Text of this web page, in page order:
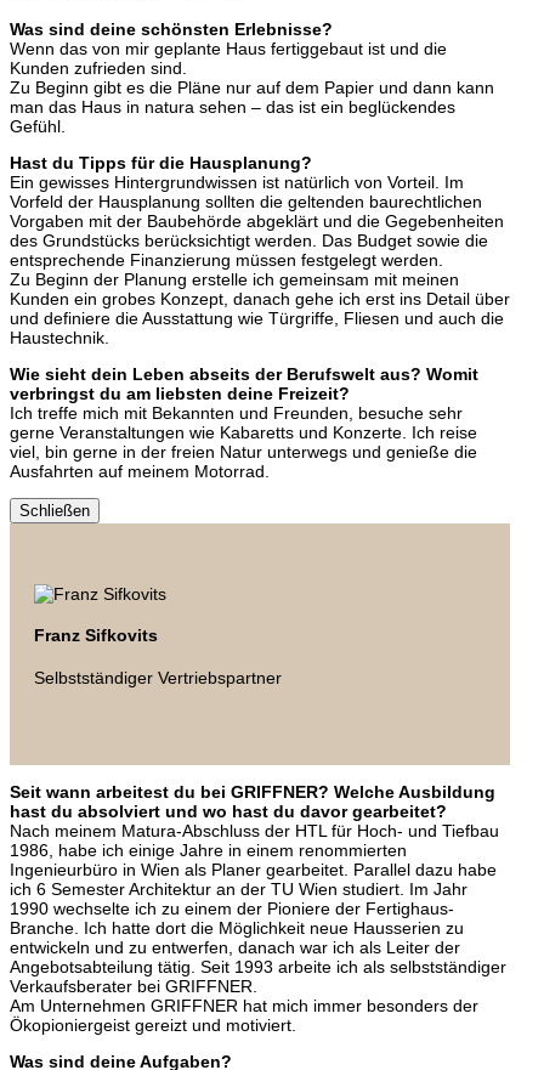
Was sind deine schönsten Erlebnisse?
Wenn das von mir geplante Haus fertiggebaut ist und die
Kunden zufrieden sind.
Zu Beginn gibt es die Pläne nur auf dem Papier und dann kann
man das Haus in natura sehen – das ist ein beglückendes
Gefühl.
Hast du Tipps für die Hausplanung?
Ein gewisses Hintergrundwissen ist natürlich von Vorteil. Im
Vorfeld der Hausplanung sollten die geltenden baurechtlichen
Vorgaben mit der Baubehörde abgeklärt und die Gegebenheiten
des Grundstücks berücksichtigt werden. Das Budget sowie die
entsprechende Finanzierung müssen festgelegt werden.
Zu Beginn der Planung erstelle ich gemeinsam mit meinen
Kunden ein grobes Konzept, danach gehe ich erst ins Detail über
und definiere die Ausstattung wie Türgriffe, Fliesen und auch die
Haustechnik.
Wie sieht dein Leben abseits der Berufswelt aus? Womit
verbringst du am liebsten deine Freizeit?
Ich treffe mich mit Bekannten und Freunden, besuche sehr
gerne Veranstaltungen wie Kabaretts und Konzerte. Ich reise
viel, bin gerne in der freien Natur unterwegs und genieße die
Ausfahrten auf meinem Motorrad.
Schließen
Franz Sifkovits
Selbstständiger Vertriebspartner
Seit wann arbeitest du bei GRIFFNER? Welche Ausbildung
hast du absolviert und wo hast du davor gearbeitet?
Nach meinem Matura-Abschluss der HTL für Hoch- und Tiefbau
1986, habe ich einige Jahre in einem renommierten
Ingenieurbüro in Wien als Planer gearbeitet. Parallel dazu habe
ich 6 Semester Architektur an der TU Wien studiert. Im Jahr
1990 wechselte ich zu einem der Pioniere der Fertighaus-
Branche. Ich hatte dort die Möglichkeit neue Hausserien zu
entwickeln und zu entwerfen, danach war ich als Leiter der
Angebotsabteilung tätig. Seit 1993 arbeite ich als selbstständiger
Verkaufsberater bei GRIFFNER.
Am Unternehmen GRIFFNER hat mich immer besonders der
Ökopioniergeist gereizt und motiviert.
Was sind deine Aufgaben?